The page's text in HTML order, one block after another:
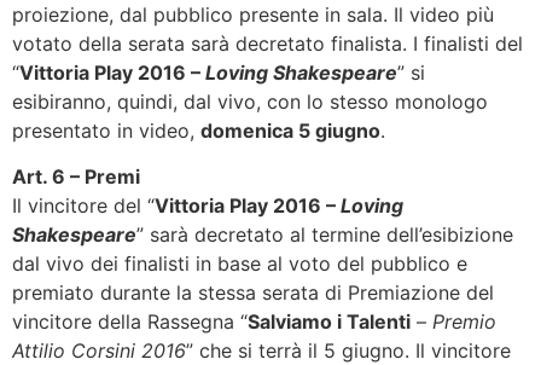
proiezione, dal pubblico presente in sala. Il video più
votato della serata sarà decretato finalista. I finalisti del
“Vittoria Play 2016 – Loving Shakespeare” si
esibiranno, quindi, dal vivo, con lo stesso monologo
presentato in video, domenica 5 giugno.
Art. 6 – Premi
Il vincitore del “Vittoria Play 2016 – Loving
Shakespeare” sarà decretato al termine dell’esibizione
dal vivo dei finalisti in base al voto del pubblico e
premiato durante la stessa serata di Premiazione del
vincitore della Rassegna “Salviamo i Talenti – Premio
Attilio Corsini 2016” che si terrà il 5 giugno. Il vincitore